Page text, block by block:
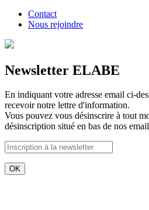
Contact
Nous rejoindre
Newsletter ELABE
En indiquant votre adresse email ci-
recevoir notre lettre d'information.
Vous pouvez vous désinscrire à tout
désinscription situé en bas de nos